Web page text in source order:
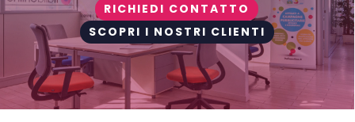
RICHIEDI CONTATTO
SCOPRI I NOSTRI CLIENTI